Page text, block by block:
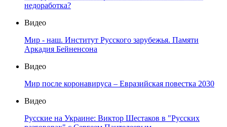
недоработка?
Видео
Мир - наш. Институт Русского зарубежья. Памяти
Аркадия Бейненсона
Видео
Мир после коронавируса – Евразийская повестка 2030
Видео
Русские на Украине: Виктор Шестаков в "Русских